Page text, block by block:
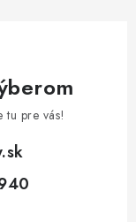
tu pre vás!